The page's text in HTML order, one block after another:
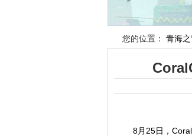
您的位置： 青海
8月 25日，